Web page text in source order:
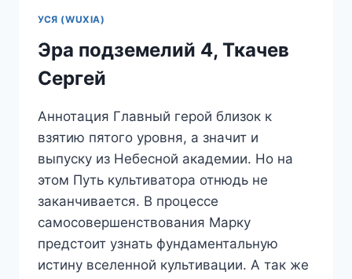
УСЯ (WUXIA)
Эра подземелий 4, Ткачев
Сергей
Аннотация Главный герой близок к
взятию пятого уровня, а значит и
выпуску из Небесной академии. Но на
этом Путь культиватора отнюдь не
заканчивается. В процессе
самосовершенствования Марку
предстоит узнать фундаментальную
истину вселенной культивации. А так же